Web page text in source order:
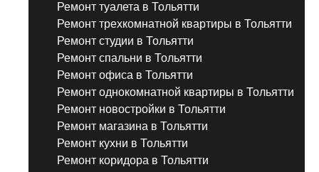
Ремонт туалета в Тольятти
Ремонт трехкомнатной квартиры в Тольятти
Ремонт студии в Тольятти
Ремонт спальни в Тольятти
Ремонт офиса в Тольятти
Ремонт однокомнатной квартиры в Тольятти
Ремонт новостройки в Тольятти
Ремонт магазина в Тольятти
Ремонт кухни в Тольятти
Ремонт коридора в Тольятти